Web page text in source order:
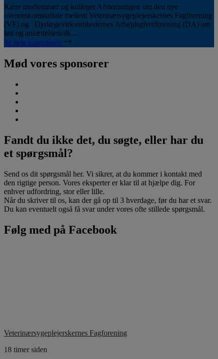
Kære medlemmer og kolleger Afstemningen om den nye
overenskomstaftale mellem Veterinærsygeplejerskernes Fagforening
(VF) og Dyrlægevirksomhedernes Arbejdsgiverforening (DA) om
løn og ansættelsesvilk...
Se hele kalenderen
Mød vores sponsorer
Fandt du ikke det, du søgte, eller har du
et spørgsmål?
Send os dit spørgsmål her. Vi sikrer, at du kommer i kontakt med
den rigtige person. Vores eksperter er klar til at hjælpe dig. For
enhver udfordring, stor eller lille.
Når du skriver til os, kan der gå op til 3 hverdage, før du har et svar.
Du kan eventuelt også få svar under vores ofte stillede spørgsmål.
Følg med på Facebook
Veterinærsygeplejerskernes Fagforening
18 timer siden